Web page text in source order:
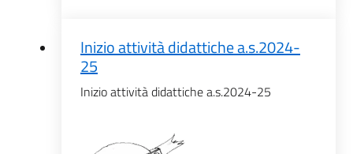
Inizio attività didattiche a.s.2024-
25
Inizio attività didattiche a.s.2024-25